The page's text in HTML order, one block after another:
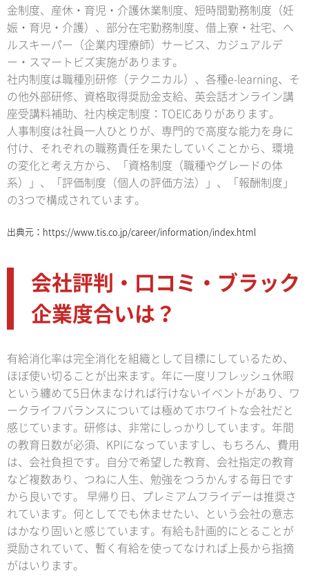
金制度、産休・育児・介護休業制度、短時間勤務制度（妊
娠・育児・介護）、部分在宅勤務制度、借上寮・社宅、ヘ
ルスキーパー（企業内理療師）サービス、カジュアルデ
ー・スマートビズ実施があります。
社内制度は職種別研修（テクニカル）、各種e-learning、そ
の他外部研修、資格取得奨励金支給、英会話オンライン講
座受講料補助、社内検定制度：TOEICありがあります。
人事制度は社員一人ひとりが、専門的で高度な能力を身に
付け、それぞれの職務責任を果たしていくことから、環境
の変化と考え方から、「資格制度（職種やグレードの体
系）」、「評価制度（個人の評価方法）」、「報酬制度」
の3つで構成されています。
出典元： https://www.tis.co.jp/career/information/index.html
会社評判・口コミ・ブラック
企業度合いは？
有給消化率は完全消化を組織として目標にしているため、
ほぼ使い切ることが出来ます。年に一度リフレッシュ休暇
という纏めて5日休まなければ行けないイベントがあり、ワ
ークライフバランスについては極めてホワイトな会社だと
感じています。研修は、非常にしっかりしています。年間
の教育日数が必須、KPIになっていますし、もちろん、費用
は、会社負担です。自分で希望した教育、会社指定の教育
など複数あり、つねに人生、勉強をつうかんする毎日です
から良いです。 早帰り日、プレミアムフライデーは推奨さ
れています。何としてでも休ませたい、という会社の意志
はかなり固いと感じています。有給も計画的にとることが
奨励されていて、暫く有給を使ってなければ上長から指摘
がはいります。